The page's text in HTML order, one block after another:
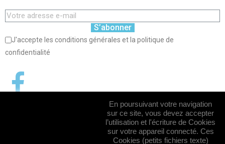
S’abonner
J'accepte les conditions générales et la politique de
confidentialité
En poursuivant votre navigation
sur ce site, vous devez accepter
l’utilisation et l'écriture de Cookies
sur votre appareil connecté. Ces
Cookies (petits fichiers texte)